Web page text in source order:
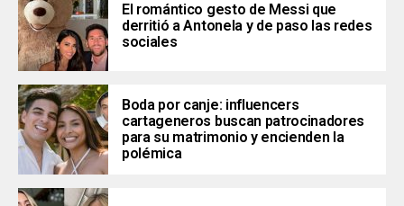
El romántico gesto de Messi que
derritió a Antonela y de paso las redes
sociales
Boda por canje: influencers
cartageneros buscan patrocinadores
para su matrimonio y encienden la
polémica